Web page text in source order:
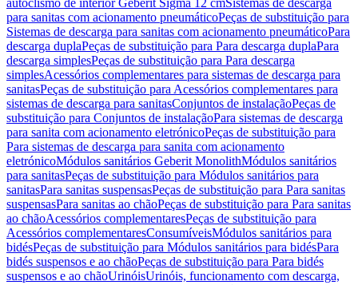
autoclismo de interior Geberit Sigma 12 cmSistemas de descarga
para sanitas com acionamento pneumáticoPeças de substituição para
Sistemas de descarga para sanitas com acionamento pneumáticoPara
descarga duplaPeças de substituição para Para descarga duplaPara
descarga simplesPeças de substituição para Para descarga
simplesAcessórios complementares para sistemas de descarga para
sanitasPeças de substituição para Acessórios complementares para
sistemas de descarga para sanitasConjuntos de instalaçãoPeças de
substituição para Conjuntos de instalaçãoPara sistemas de descarga
para sanita com acionamento eletrónicoPeças de substituição para
Para sistemas de descarga para sanita com acionamento
eletrónicoMódulos sanitários Geberit MonolithMódulos sanitários
para sanitasPeças de substituição para Módulos sanitários para
sanitasPara sanitas suspensasPeças de substituição para Para sanitas
suspensasPara sanitas ao chãoPeças de substituição para Para sanitas
ao chãoAcessórios complementaresPeças de substituição para
Acessórios complementaresConsumíveisMódulos sanitários para
bidésPeças de substituição para Módulos sanitários para bidésPara
bidés suspensos e ao chãoPeças de substituição para Para bidés
suspensos e ao chãoUrinóisUrinóis, funcionamento com descarga,